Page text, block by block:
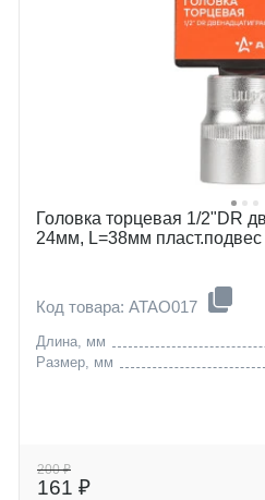
Головка торцевая 1/2"DR
24мм, L=38мм пласт.подвес
Код товара: ATAO017
Длина, мм
Размер, мм
200 ₽
161 ₽